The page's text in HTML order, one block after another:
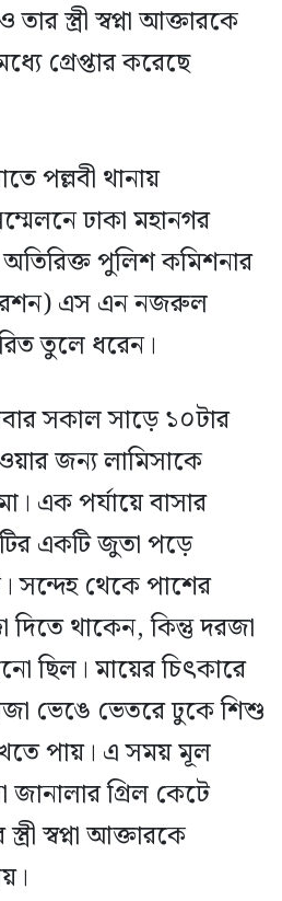
স্ত্রী স্বপ্না আক্তারকে
গ্রেপ্তার করেছে
পল্লবী থানায়
ঢাকা মহানগর
পুলিশ কমিশনার
এস এন নজরুল
তুলে ধরেন।
সকাল সাড়ে ১০টার
জন্য লামিসাকে
এক পর্যায়ে বাসার
একটি জুতা পড়ে
সন্দেহ থেকে পাশের
দিতে থাকেন, কিন্তু দরজা
ছিল। মায়ের চিৎকারে
ভেঙে ভেতরে ঢুকে শিশু
পায়। এ সময় মূল
গ্রিল কেটে
স্বপ্না আক্তারকে